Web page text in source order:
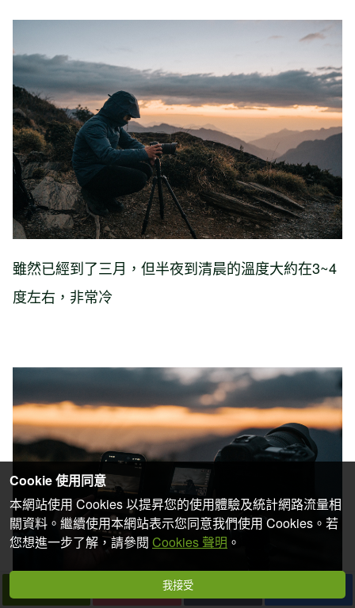
雖然已經到了三月，但半夜到清晨的溫度大約在3~4
度左右，非常冷
Cookie 使用同意
本網站使用 Cookies 以提昇您的使用體驗及統計網路流量相
關資料。繼續使用本網站表示您同意我們使用 Cookies。若
您想進一步了解，請參閱 Cookies 聲明 。
我接受